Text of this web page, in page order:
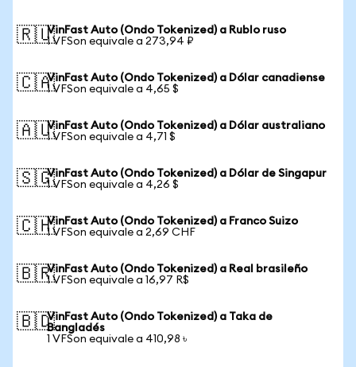
🇷🇺VinFast Auto (Ondo Tokenized) a Rublo ruso
1 VFSon equivale a 273,94 ₽
🇨🇦VinFast Auto (Ondo Tokenized) a Dólar canadiense
1 VFSon equivale a 4,65 $
🇦🇺VinFast Auto (Ondo Tokenized) a Dólar australiano
1 VFSon equivale a 4,71 $
🇸🇬VinFast Auto (Ondo Tokenized) a Dólar de Singapur
1 VFSon equivale a 4,26 $
🇨🇭VinFast Auto (Ondo Tokenized) a Franco Suizo
1 VFSon equivale a 2,69 CHF
🇧🇷VinFast Auto (Ondo Tokenized) a Real brasileño
1 VFSon equivale a 16,97 R$
🇧🇩VinFast Auto (Ondo Tokenized) a Taka de
Bangladés
1 VFSon equivale a 410,98 ৳